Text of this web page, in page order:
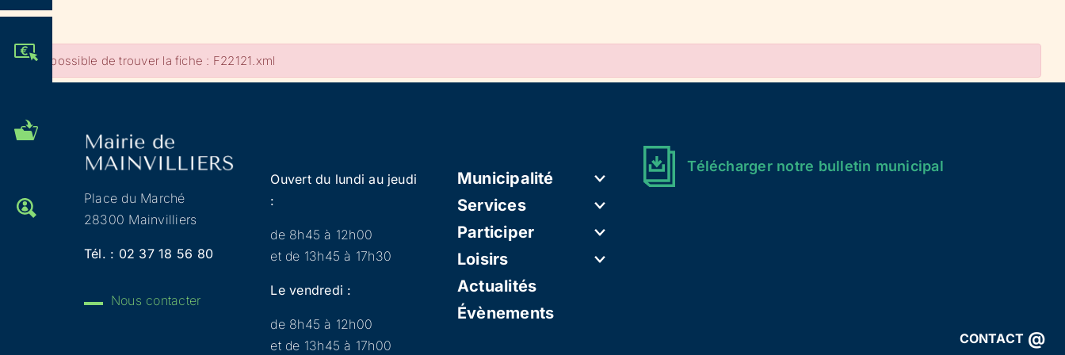
ADMINISTRATIVES
OFFRES D'EMPLOI
CONTACT @
Impossible de trouver la fiche : F22121.xml
Place du Marché
28300 Mainvilliers
Tél. : 02 37 18 56 80
Nous contacter
Ouvert du lundi au jeudi
:
de 8h45 à 12h00
et de 13h45 à 17h30
Le vendredi :
de 8h45 à 12h00
et de 13h45 à 17h00
Municipalité
Services
Participer
Loisirs
Actualités
Évènements
Télécharger notre bulletin municipal